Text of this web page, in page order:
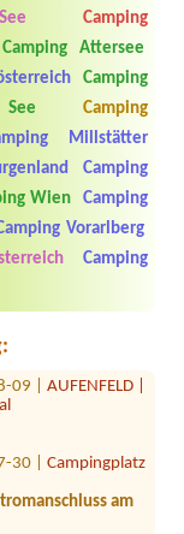
Camping
Camping Attersee
Camping
Camping
Millstätter
Camping
Wien
Camping
Vorarlberg
Camping
25 |
Campingplatz
25 |
am